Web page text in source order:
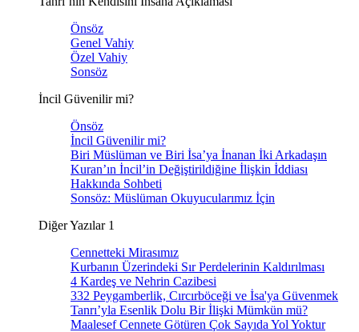
Önsöz
Genel Vahiy
Özel Vahiy
Sonsöz
İncil Güvenilir mi?
Önsöz
İncil Güvenilir mi?
Biri Müslüman ve Biri İsa’ya İnanan İki Arkadaşın
Kuran’ın İncil’in Değiştirildiğine İlişkin İddiası
Hakkında Sohbeti
Sonsöz: Müslüman Okuyucularımız İçin
Diğer Yazılar 1
Cennetteki Mirasımız
Kurbanın Üzerindeki Sır Perdelerinin Kaldırılması
4 Kardeş ve Nehrin Cazibesi
332 Peygamberlik, Cırcırböceği ve İsa'ya Güvenmek
Tanrı’yla Esenlik Dolu Bir İlişki Mümkün mü?
Maalesef Cennete Götüren Çok Sayıda Yol Yoktur